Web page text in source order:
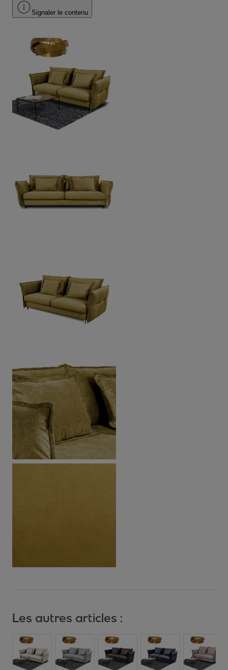
Signaler le contenu
Les autres articles :